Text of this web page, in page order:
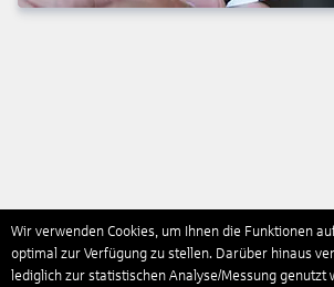
Wir verwenden Cookies, um Ihnen die Funktionen
optimal zur Verfügung zu stellen. Darüber hinaus
lediglich zur statistischen Analyse/Messung genutzt